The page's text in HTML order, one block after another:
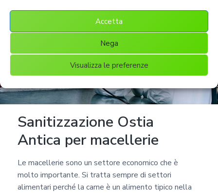
Accetta
Nega
Visualizza le preferenze
Sanitizzazione Ostia
Antica per macellerie
Le macellerie sono un settore economico che è
molto importante. Si tratta sempre di settori
alimentari perché la carne è un alimento tipico nella